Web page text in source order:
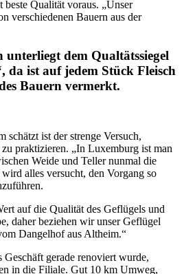
beste Qualität voraus. „Unser
verschiedenen Bauern aus der
unterliegt dem Qualtätssiegel
da ist auf jedem Stück Fleisch
Bauern vermerkt.
schätzt ist der strenge Versuch,
praktizieren. „In Luxemburg ist man
Weide und Teller nunmal die
alles versucht, den Vorgang so
auf die Qualität des Geflügels und
daher beziehen wir unser Geflügel
Dangelhof aus Altheim.“
Geschäft gerade renoviert wurde,
in die Filiale. Gut 10 km Umweg,